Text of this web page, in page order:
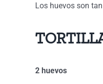
Los huevos son
2 huevos